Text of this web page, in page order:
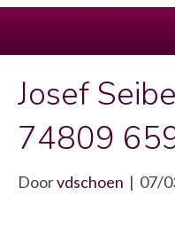
Josef
74809
Doorvdschoen | 07/